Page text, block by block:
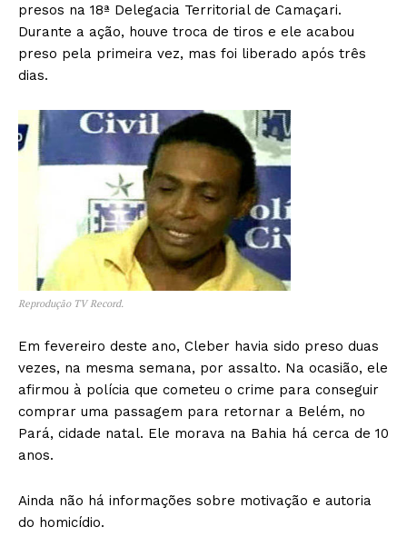
presos na 18ª Delegacia Territorial de Camaçari.
Durante a ação, houve troca de tiros e ele acabou
preso pela primeira vez, mas foi liberado após três
dias.
Reprodução TV Record.
Em fevereiro deste ano, Cleber havia sido preso duas
vezes, na mesma semana, por assalto. Na ocasião, ele
afirmou à polícia que cometeu o crime para conseguir
comprar uma passagem para retornar a Belém, no
Pará, cidade natal. Ele morava na Bahia há cerca de 10
anos.
Ainda não há informações sobre motivação e autoria
do homicídio.